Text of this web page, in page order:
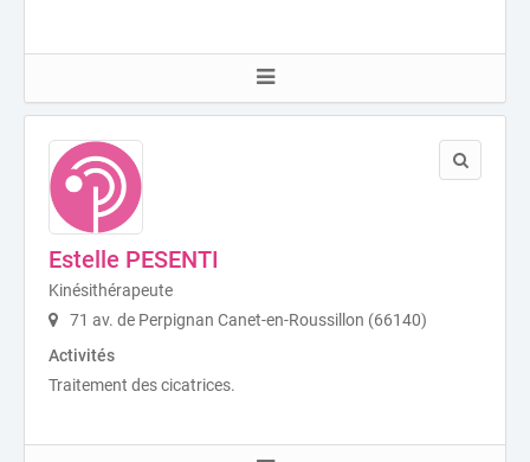
Estelle PESENTI
Kinésithérapeute
71 av. de Perpignan Canet-en-Roussillon (66140)
Activités
Traitement des cicatrices.